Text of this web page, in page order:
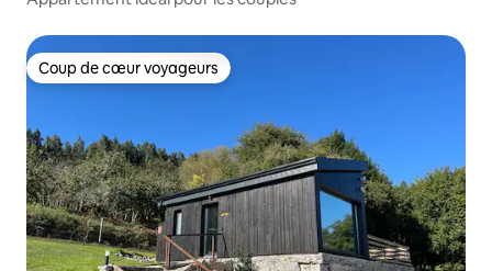
Coup de cœur voyageurs
Coup de cœur voyageurs